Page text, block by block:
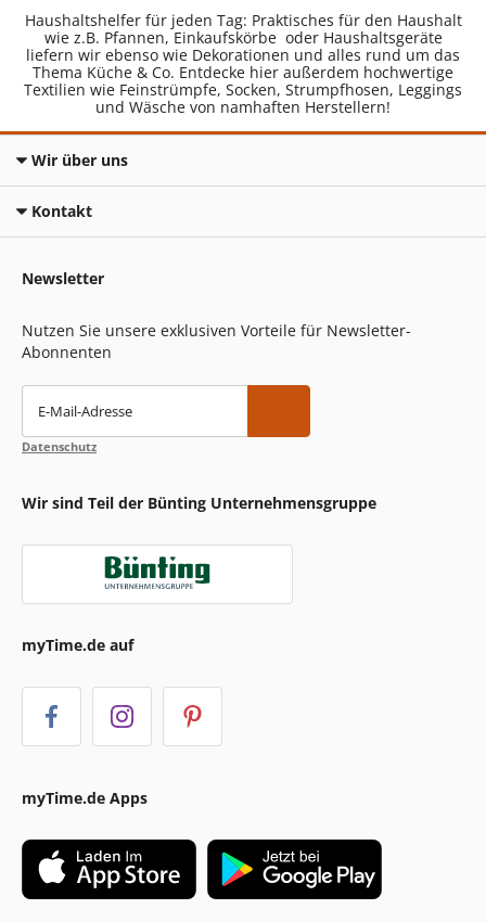
Haushaltshelfer für jeden Tag: Praktisches für den Haushalt
wie z.B. Pfannen, Einkaufskörbe oder Haushaltsgeräte
liefern wir ebenso wie Dekorationen und alles rund um das
Thema Küche & Co. Entdecke hier außerdem hochwertige
Textilien wie Feinstrümpfe, Socken, Strumpfhosen, Leggings
und Wäsche von namhaften Herstellern!
Wir über uns
Kontakt
Newsletter
Nutzen Sie unsere exklusiven Vorteile für Newsletter-
Abonnenten
E-Mail-Adresse
Datenschutz
Wir sind Teil der Bünting Unternehmensgruppe
myTime.de auf
myTime.de Apps